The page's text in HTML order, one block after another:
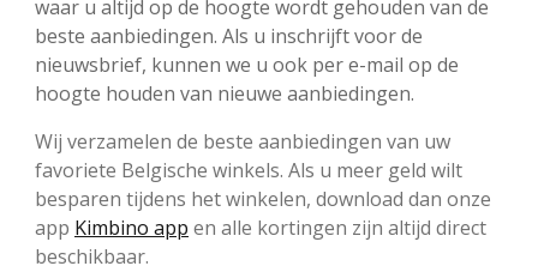
waar u altijd op de hoogte wordt gehouden van de
beste aanbiedingen. Als u inschrijft voor de
nieuwsbrief, kunnen we u ook per e-mail op de
hoogte houden van nieuwe aanbiedingen.
Wij verzamelen de beste aanbiedingen van uw
favoriete Belgische winkels. Als u meer geld wilt
besparen tijdens het winkelen, download dan onze
app Kimbino app en alle kortingen zijn altijd direct
beschikbaar.